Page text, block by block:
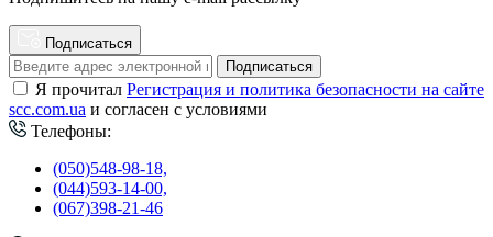
Подписаться
Подписаться
Я прочитал Регистрация и политика безопасности на сайте
scc.com.ua и согласен с условиями
Телефоны:
(050)548-98-18,
(044)593-14-00,
(067)398-21-46